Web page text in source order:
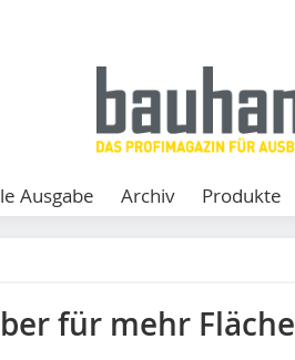
Ausgabe Archiv Produkte
für mehr Fläche